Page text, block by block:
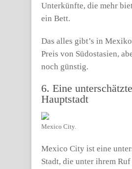
Unterkünfte, die mehr
ein Bett.
Das alles gibt’s in
Preis von Südostasien,
noch günstig.
6. Eine unterschätzte
Hauptstadt
Mexico City.
Mexico City ist eine
Stadt, die unter ihrem